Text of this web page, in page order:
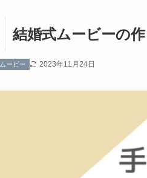
結婚式ムービーの
ムービー 2023年11月24日